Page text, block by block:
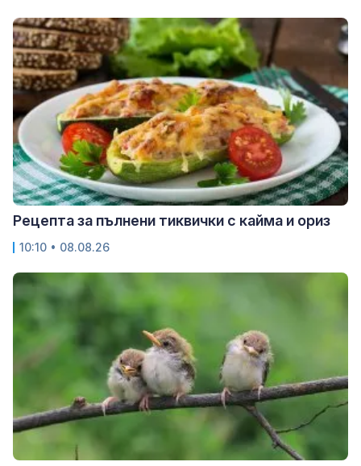
Рецепта за пълнени тиквички с кайма и ориз
10:10 • 08.08.26